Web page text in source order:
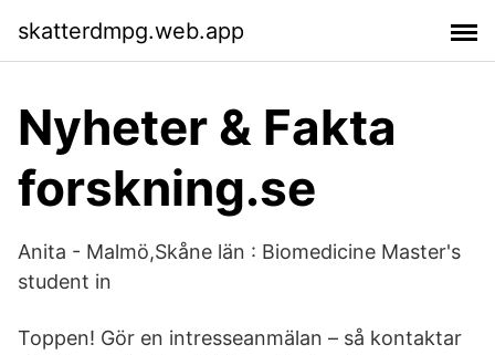
skatterdmpg.web.app
Nyheter & Fakta
forskning.se
Anita - Malmö,Skåne län : Biomedicine Master's
student in
Toppen! Gör en intresseanmälan – så kontaktar